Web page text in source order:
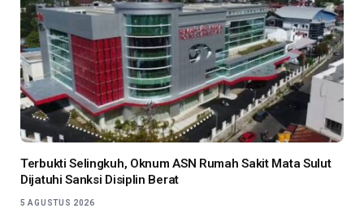
Terbukti Selingkuh, Oknum ASN Rumah Sakit Mata Sulut
Dijatuhi Sanksi Disiplin Berat
5 AGUSTUS 2026